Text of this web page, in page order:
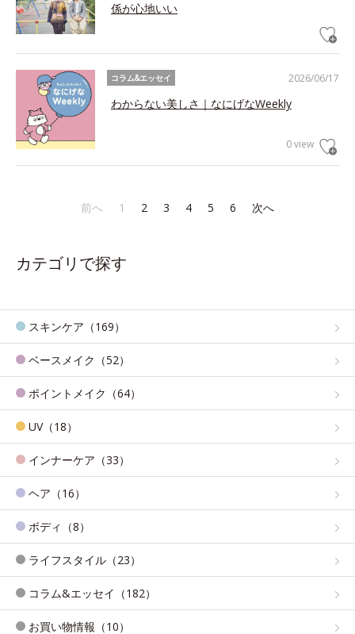
係が心地いい
2026/06/17
コラム&エッセイ
わからない美しさ｜なにげなWeekly
0 view
前へ 1 2 3 4 5 6 次へ
カテゴリで探す
スキンケア（169）
ベースメイク（52）
ポイントメイク（64）
UV（18）
インナーケア（33）
ヘア（16）
ボディ（8）
ライフスタイル（23）
コラム&エッセイ（182）
お買い物情報（10）